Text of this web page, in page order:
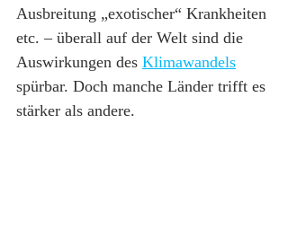
Ausbreitung „exotischer“ Krankheiten
etc. – überall auf der Welt sind die
Auswirkungen des Klimawandels
spürbar. Doch manche Länder trifft es
stärker als andere.